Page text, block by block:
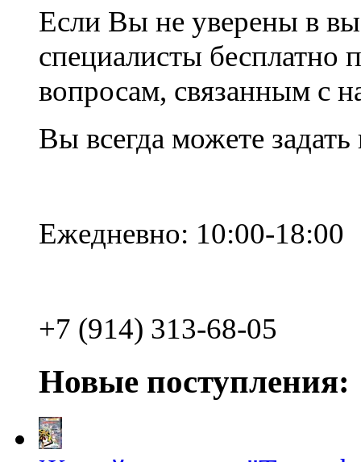
Если Вы не уверены в
специалисты
вопросам, связанным с
Вы всегда можете
Ежедневно: 10:00-18:00
+7 (914) 313-68-05
Новые поступления: